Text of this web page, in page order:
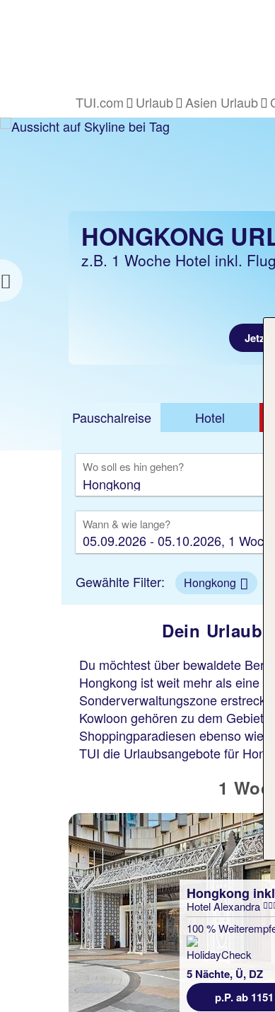
TUI.com Urlaub Asien Urlaub
Previous
HONGKONG
z.B. 1 Woche Hotel inkl. Flug
Jetzt
Pauschalreise Hotel
Wo soll es hin gehen?
Wann & wie lange?
05.09.2026 - 05.10.2026, 1 Woche
Gewählte Filter: Hongkong
Dein Urlaub
Du möchtest über bewaldete
Hongkong ist weit mehr als eine
Sonderverwaltungszone
Kowloon gehören zu dem
Shoppingparadiesen ebenso wie
TUI die Urlaubsangebote für
1
Hongkong
Hotel Alexandra
100 %
5 Nächte, Ü, DZ
p.P. ab